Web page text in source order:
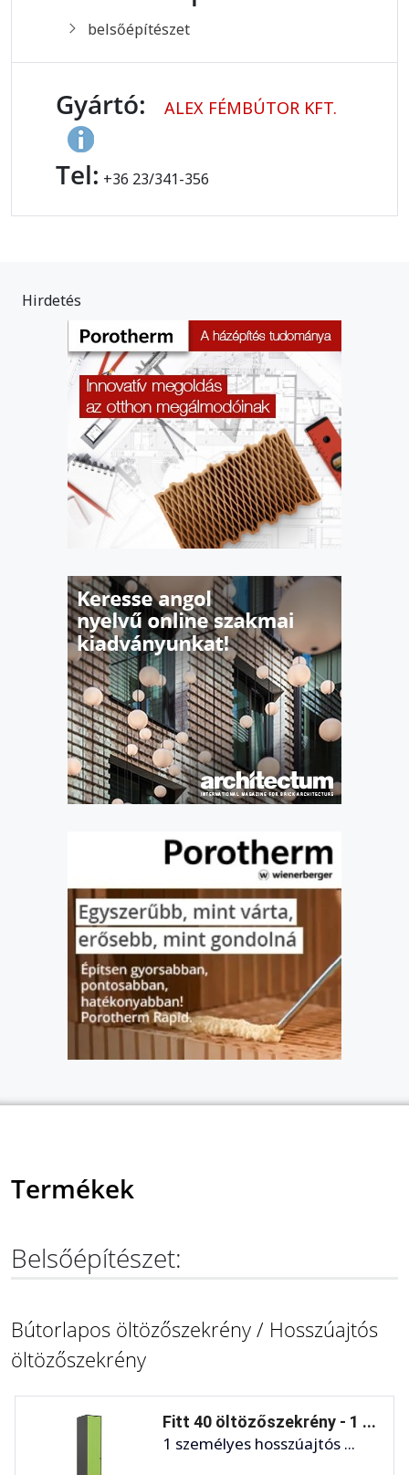
belsőépítészet
Gyártó: ALEX FÉMBÚTOR KFT.
Tel: +36 23/341-356
Hirdetés
Termékek
Belsőépítészet:
Bútorlapos öltözőszekrény / Hosszúajtós
öltözőszekrény
Fitt 40 öltözőszekrény - 1 ...
1 személyes hosszúajtós ...